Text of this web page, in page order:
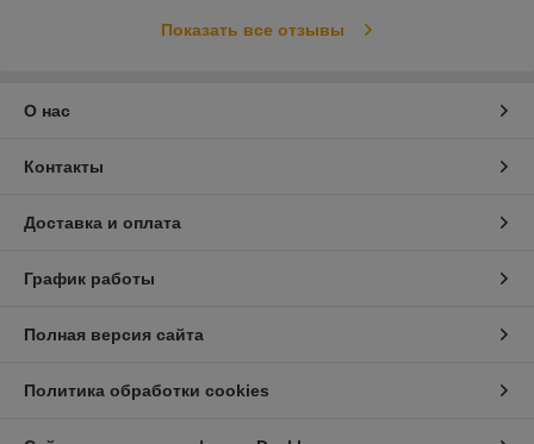
Показать все отзывы
О нас
Контакты
Доставка и оплата
График работы
Полная версия сайта
Политика обработки cookies